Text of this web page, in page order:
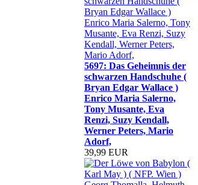
5697: Das Geheimnis der
schwarzen Handschuhe (
Bryan Edgar Wallace )
Enrico Maria Salerno,
Tony Musante, Eva
Renzi, Suzy Kendall,
Werner Peters, Mario
Adorf,
39,99 EUR